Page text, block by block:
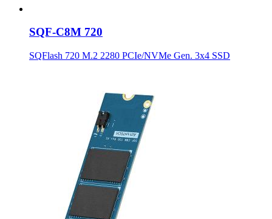
SQF-C8M 720
SQFlash 720 M.2 2280 PCIe/NVMe Gen. 3x4 SSD